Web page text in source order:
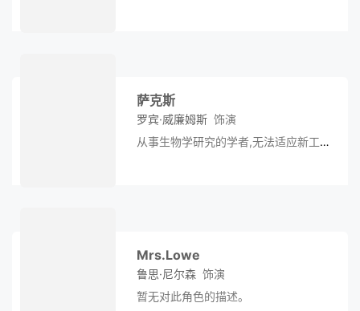
萨克斯
罗宾·威廉姆斯 饰演
从事生物学研究的学者,无法适应新工作
Mrs.Lowe
鲁思·尼尔森 饰演
暂无对此角色的描述。